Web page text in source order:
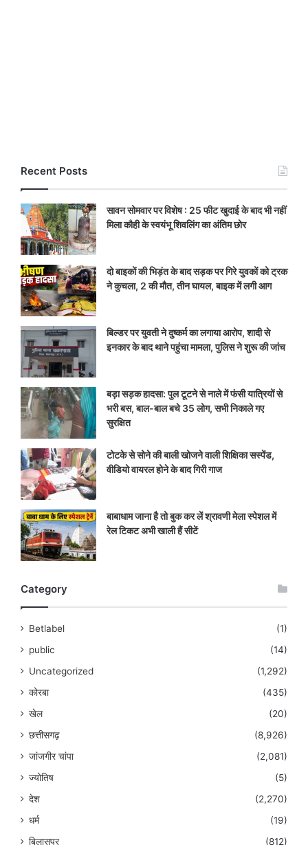
Recent Posts
सावन सोमवार पर विशेष : 25 फीट खुदाई के बाद भी नहीं
मिला कौही के स्वयंभू शिवलिंग का अंतिम छोर
दो बाइकों की भिड़ंत के बाद सड़क पर गिरे युवकों को ट्रक
ने कुचला, 2 की मौत, तीन घायल, बाइक में लगी आग
बिल्डर पर युवती ने दुष्कर्म का लगाया आरोप, शादी से
इनकार के बाद थाने पहुंचा मामला, पुलिस ने शुरू की जांच
बड़ा सड़क हादसा: पुल टूटने से नाले में फंसी यात्रियों से
भरी बस, बाल-बाल बचे 35 लोग, सभी निकाले गए
सुरक्षित
टोटके से सोने की बाली खोजने वाली शिक्षिका सस्पेंड,
वीडियो वायरल होने के बाद गिरी गाज
बाबाधाम जाना है तो बुक कर लें श्रावणी मेला स्पेशल में
रेल टिकट अभी खाली हैं सीटें
Category
Betlabel
(1)
public
(14)
Uncategorized
(1,292)
कोरबा
(435)
खेल
(20)
छत्तीसगढ़
(8,926)
जांजगीर चांपा
(2,081)
ज्योतिष
(5)
देश
(2,270)
धर्म
(19)
बिलासपुर
(812)